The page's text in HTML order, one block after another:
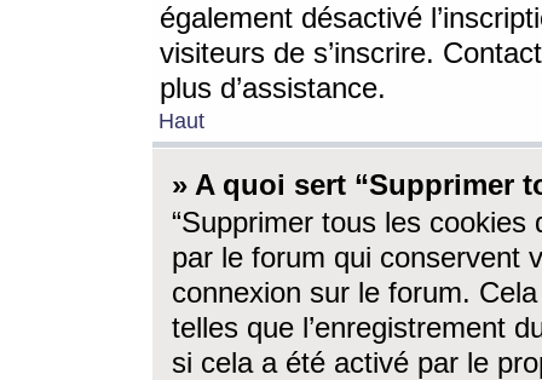
également désactivé
visiteurs de s’inscrire.
plus d’assistance.
Haut
» A quoi sert “Supprimer
“Supprimer tous les cookies
par le forum qui conservent
connexion sur le forum.
telles que l’enregistrement
si cela a été activé par le